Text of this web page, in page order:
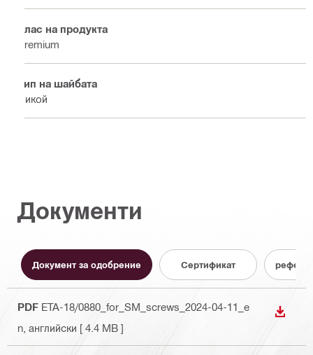
Клас на продукта
Premium
Тип на шайбата
Никой
Документи
Документ за одобрение Cертификат
PDF ETA-18/0880_for_SM_screws_2024-04-11_e
n , английски [ 4.4 MB ]